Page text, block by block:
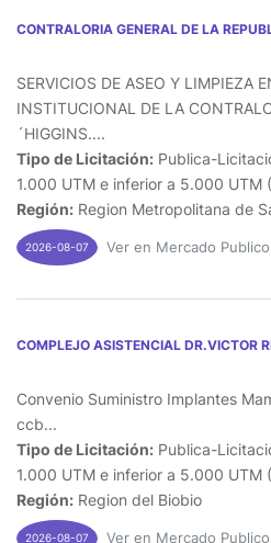
CONTRALORIA GENERAL DE LA
SERVICIOS DE ASEO Y LIMPIEZA
INSTITUCIONAL DE LA
´HIGGINS....
Tipo de Licitación: Publica-
1.000 UTM e inferior a 5.000 UTM
Región: Region Metropolitana de
2026-08-07 Ver en Mercado Publico
COMPLEJO ASISTENCIAL DR.VICTOR
Convenio Suministro Implantes
ccb...
Tipo de Licitación: Publica-
1.000 UTM e inferior a 5.000 UTM
Región: Region del Biobio
2026-08-07 Ver en Mercado Publico